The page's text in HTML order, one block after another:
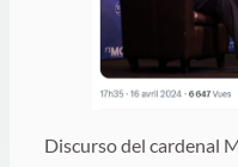
Discurso del cardenal